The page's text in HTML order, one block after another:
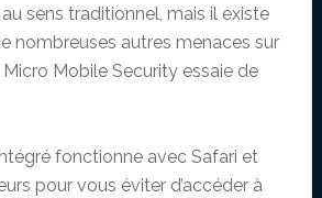
sens traditionnel, mais il existe
nombreuses autres menaces sur
Mobile Security essaie de
fonctionne avec Safari et
pour vous éviter d’accéder à